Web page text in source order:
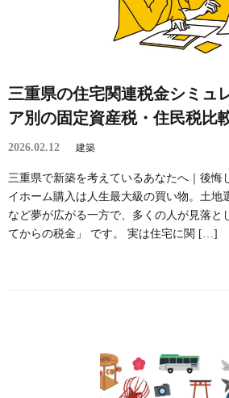
三重県の住宅関連税金シミュ
ア別の固定資産税・住民税比
2026.02.12 建築
三重県で新築を考えているあなたへ｜後悔
イホーム購入は人生最大級の買い物。土地
など夢が広がる一方で、多くの人が見落と
てからの税金」 です。 実は住宅に関 […]